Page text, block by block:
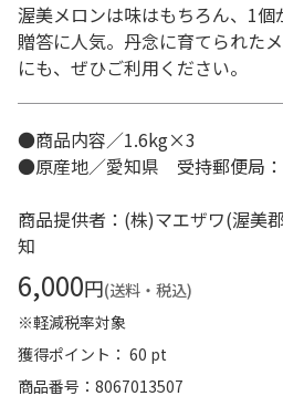
渥美メロンは味はもちろん、1
贈答に人気。丹念に育てられた
にも、ぜひご利用ください。
●商品内容／1.6kg×3
●原産地／愛知県 受持郵便局
商品提供者：(株)マエザワ(渥
知
6,000円(送料・税込)
※軽減税率対象
獲得ポイント： 60 pt
商品番号
8067013507